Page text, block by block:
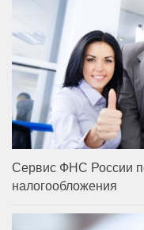
Сервис ФНС России
налогообложения